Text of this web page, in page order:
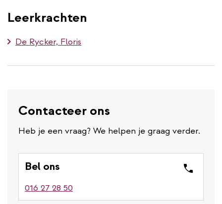
Leerkrachten
De Rycker, Floris
Contacteer ons
Heb je een vraag? We helpen je graag verder.
Bel ons
016 27 28 50